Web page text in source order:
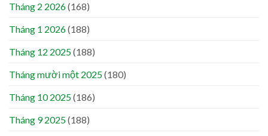
Tháng 2 2026(168)
Tháng 1 2026(188)
Tháng 12 2025(188)
Tháng mười một 2025(180)
Tháng 10 2025(186)
Tháng 9 2025(188)